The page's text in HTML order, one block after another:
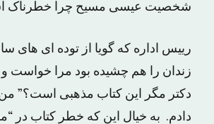
شخصیت عیسی مسیح چرا خطرناک
رییس اداره که گویا از توده ای های
زندان را هم چشیده بود مرا خواست و
دکتر مگر این کتاب مذهبی است؟”
دادم. به خیال این که خطر کتاب در